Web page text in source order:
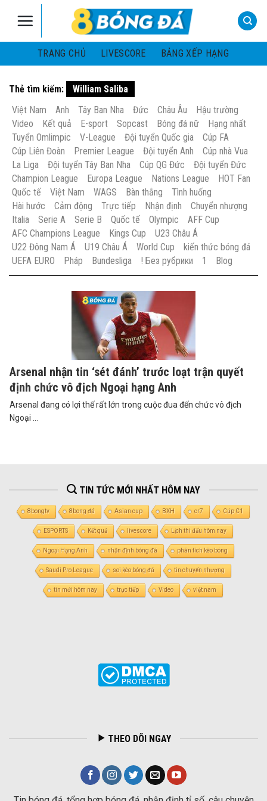
TRANG CHỦ
LIVESCORE BẢNG XẾP HẠNG
Thẻ tìm kiếm:
William Saliba
Việt Nam
Anh Tây Ban Nha Đức Châu Âu
Hậu trường
Video
Kết quả E-sport Sopcast Bóng đá nữ
Hạng nhất
Tuyển Omlimpic
V-League Đội tuyển Quốc gia
Cúp FA
Cúp Liên Đoàn
Premier League Đội tuyển Anh
Cúp nhà Vua
La Liga
Đội tuyển Tây Ban Nha Cúp QG Đức
Đội tuyển Đức
Champion League
Europa League Nations League
HOT Fan
Quốc tế
Việt Nam WAGS Bàn thắng
Tình huống
Hài hước
Cảm động Trực tiếp Nhận định
Chuyển nhượng
Italia
Serie A Serie B Quốc tế Olympic
AFF Cup
AFC Champions League
Kings Cup
U23 Châu Á
U22 Đông Nam Á
U19 Châu Á World Cup
kiến thức bóng đá
UEFA EURO
Pháp Bundesliga ! Без рубрики 1 Blog
Arsenal nhận tin ‘sét đánh’ trước loạt trận quyết
định chức vô địch Ngoại hạng Anh
Arsenal đang có lợi thế rất lớn trong cuộc đua đến chức vô địch
Ngoại ...
TIN TỨC MỚI NHẤT HÔM NAY
8bongtv 8bong đá Asian cup BXH cr7 Cúp C1
ESPORTS Kết quả livescore Lịch thi đấu hôm nay
Ngoại Hạng Anh nhận định bóng đá phân tích kèo bóng
Saudi Pro League soi kèo bóng đá tin chuyển nhượng
tin mới hôm nay trực tiếp Video việt nam
THEO DÕI NGAY